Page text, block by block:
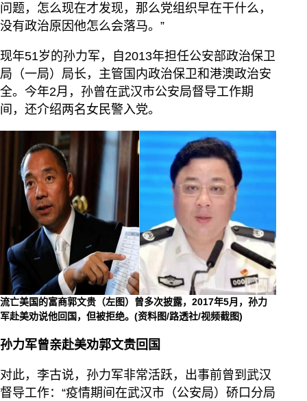
问题，怎么现在才发现，那么党组织早在干什么，
没有政治原因他怎么会落马。”
现年51岁的孙力军，自2013年担任公安部政治保卫
局（一局）局长，主管国内政治保卫和港澳政治安
全。今年2月，孙曾在武汉市公安局督导工作期
间，还介绍两名女民警入党。
流亡美国的富商郭文贵（左图）曾多次披露，2017年5月，孙力
军赴美劝说他回国，但被拒绝。(资料图/路透社/视频截图)
孙力军曾亲赴美劝郭文贵回国
对此，李古说，孙力军非常活跃，出事前曾到武汉
督导工作：“疫情期间在武汉市（公安局）硚口分局